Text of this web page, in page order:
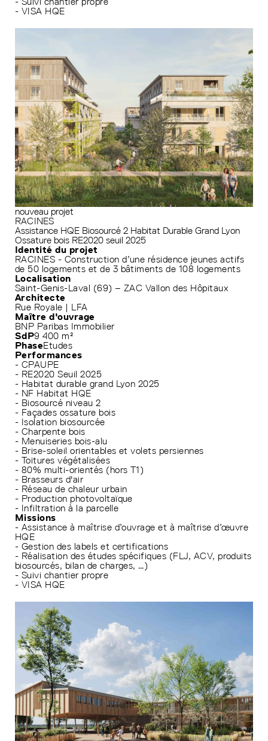
- VISA HQE
nouveau projet
RACINES
Assistance HQE Biosourcé 2 Habitat Durable Grand Lyon
Ossature bois RE2020 seuil 2025
Identité du projet
RACINES - Construction d’une résidence jeunes actifs
de 50 logements et de 3 bâtiments de 108 logements
Localisation
Saint-Genis-Laval (69) – ZAC Vallon des Hôpitaux
Architecte
Rue Royale | LFA
Maître d'ouvrage
BNP Paribas Immobilier
SdP9 400 m²
PhaseEtudes
Performances
- CPAUPE
- RE2020 Seuil 2025
- Habitat durable grand Lyon 2025
- NF Habitat HQE
- Biosourcé niveau 2
- Façades ossature bois
- Isolation biosourcée
- Charpente bois
- Menuiseries bois-alu
- Brise-soleil orientables et volets persiennes
- Toitures végétalisées
- 80% multi-orientés (hors T1)
- Brasseurs d'air
- Réseau de chaleur urbain
- Production photovoltaïque
- Infiltration à la parcelle
Missions
- Assistance à maîtrise d’ouvrage et à maîtrise d’œuvre
HQE
- Gestion des labels et certifications
- Réalisation des études spécifiques (FLJ, ACV, produits
biosourcés, bilan de charges, …)
- Suivi chantier propre
- VISA HQE